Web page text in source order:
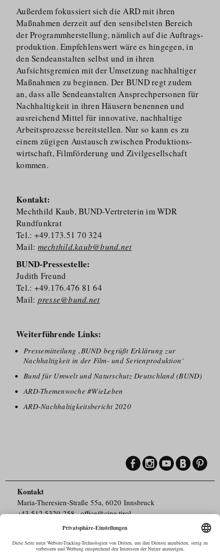
Außerdem fokussiert sich die ARD mit ihren
Maßnahmen derzeit auf den sensibelsten Bereich
der Programm­her­stellung, nämlich auf die Auftrags­
produktion. Empfehlenswert wäre es hingegen, in
den Sendeanstalten selbst und in ihren
Aufsichtsgremien mit der Umsetzung nachhaltiger
Maßnahmen zu beginnen. Der BUND regt zudem
an, dass alle Sendeanstalten Ansprech­personen für
Nachhaltigkeit in ihren Häusern benennen und
ausreichend Mittel für innovative, nachhaltige
Arbeitsprozesse bereitstellen. Nur so kann es zu
einem zügigen Austausch zwischen Produkti­ons­
wirtschaft, Filmförderung und Zivilgesellschaft
kommen.
Kontakt:
Mechthild Kaub, BUND-Vertreterin im WDR
Rundfunkrat
Tel.: +49.173.51 70 324
Mail: mechthild.kaub@bund.net
BUND-Pressestelle:
Judith Freund
Tel.: +49.176.476 81 64
Mail: presse@bund.net
Weiterführende Links:
Pressemitteilung ‚BUND begrüßt Erklärung zur
Nachhaltigkeit in der Film- und Serienproduktion‘
Bund für Umwelt und Naturschutz Deutschland (BUND)
ARD-Themenwoche #WieLeben
ARD-Nachhaltigkeitsbericht 2020
Kontakt
Maria-Theresien-Straße 55a, 6020 Innsbruck
+43.512.5320-258,office@cine.tirol
Barrierefreiheit
Pressebereich
Datenschutz